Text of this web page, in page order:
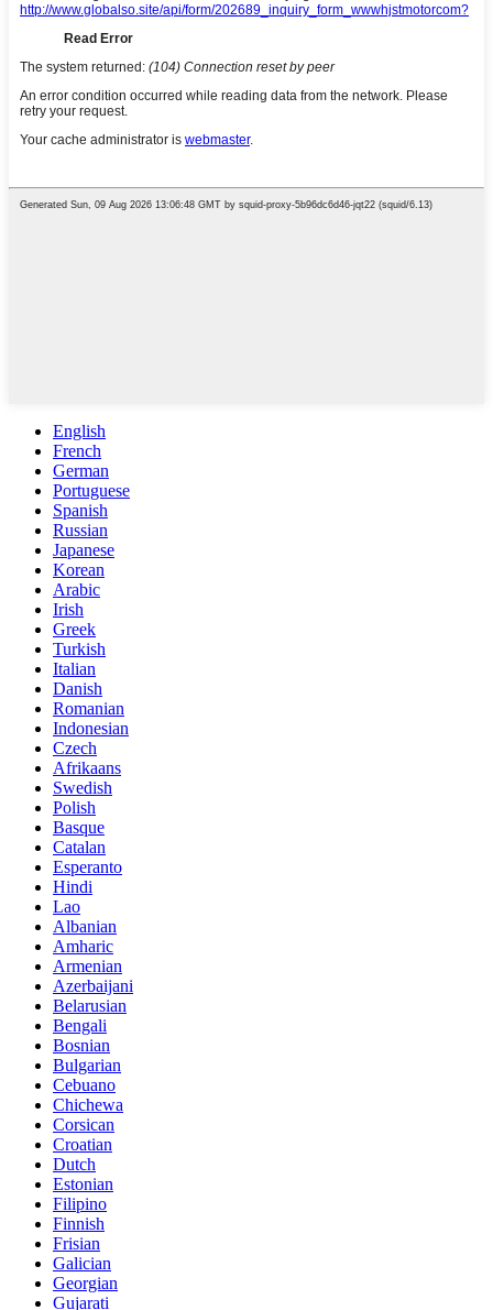
English
French
German
Portuguese
Spanish
Russian
Japanese
Korean
Arabic
Irish
Greek
Turkish
Italian
Danish
Romanian
Indonesian
Czech
Afrikaans
Swedish
Polish
Basque
Catalan
Esperanto
Hindi
Lao
Albanian
Amharic
Armenian
Azerbaijani
Belarusian
Bengali
Bosnian
Bulgarian
Cebuano
Chichewa
Corsican
Croatian
Dutch
Estonian
Filipino
Finnish
Frisian
Galician
Georgian
Gujarati